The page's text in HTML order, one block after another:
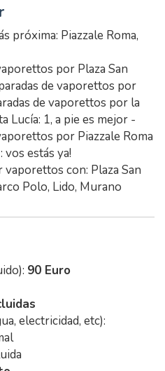
próxima: Piazzale Roma,
por Plaza San
de vaporettos por
de vaporettos por la
Lucía: 1, a pie es mejor -
por Piazzale Roma
estás ya!
con: Plaza San
Polo, Lido, Murano
90 Euro
electricidad, etc):